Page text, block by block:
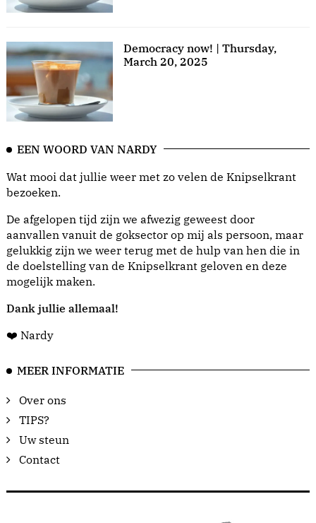
Democracy now! | Thursday,
March 20, 2025
EEN WOORD VAN NARDY
Wat mooi dat jullie weer met zo velen de Knipselkrant
bezoeken.
De afgelopen tijd zijn we afwezig geweest door
aanvallen vanuit de goksector op mij als persoon, maar
gelukkig zijn we weer terug met de hulp van hen die in
de doelstelling van de Knipselkrant geloven en deze
mogelijk maken.
Dank jullie allemaal!
❤️ Nardy
MEER INFORMATIE
Over ons
TIPS?
Uw steun
Contact